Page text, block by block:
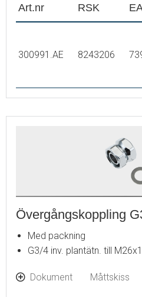
Art.nr RSK
300991.AE 8243206
Övergångskoppling
Med packning
G3/4 inv. plantätn. till
Dokument Måttskiss